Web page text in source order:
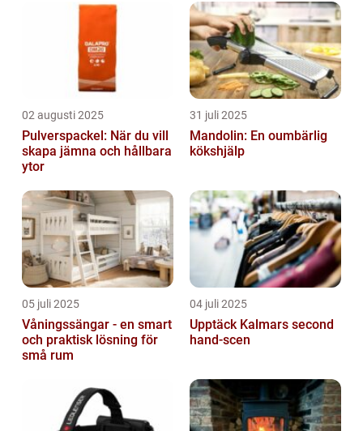
02 augusti 2025
Pulverspackel: När du vill
skapa jämna och hållbara
ytor
31 juli 2025
Mandolin: En oumbärlig
kökshjälp
05 juli 2025
Våningssängar - en smart
och praktisk lösning för
små rum
04 juli 2025
Upptäck Kalmars second
hand-scen